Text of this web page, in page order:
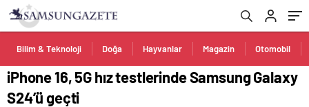
Bilim & Teknoloji Doğa Hayvanlar Magazin Otomobil
iPhone 16, 5G hız testlerinde Samsung Galaxy
S24’ü geçti